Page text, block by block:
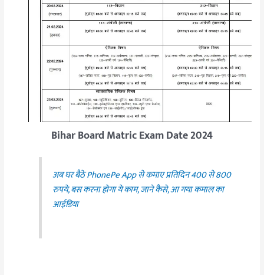
Bihar Board Matric Exam Date 2024
अब घर बैठे PhonePe App से कमाए प्रतिदिन 400 से 800
रुपये, बस करना होगा ये काम, जाने कैसे, आ गया कमाल का
आईडिया